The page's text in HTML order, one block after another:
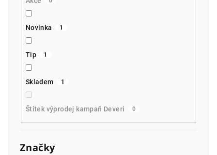
Novinka 1
Tip 1
Skladem 1
Štítek výprodej kampaň Deveri 0
Značky